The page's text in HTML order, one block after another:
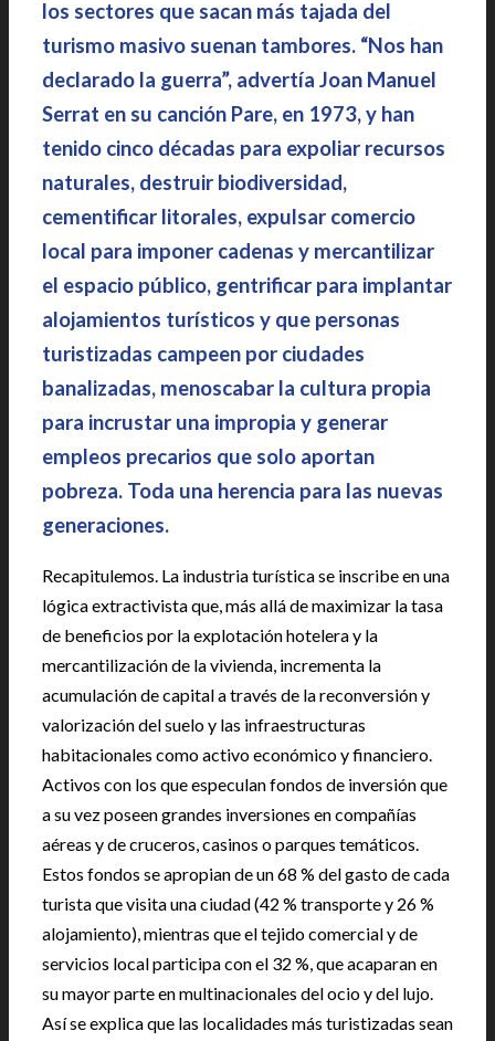
los sectores que sacan más tajada del
turismo masivo suenan tambores. “Nos han
declarado la guerra”, advertía Joan Manuel
Serrat en su canción Pare, en 1973, y han
tenido cinco décadas para expoliar recursos
naturales, destruir biodiversidad,
cementificar litorales, expulsar comercio
local para imponer cadenas y mercantilizar
el espacio público, gentrificar para implantar
alojamientos turísticos y que personas
turistizadas campeen por ciudades
banalizadas, menoscabar la cultura propia
para incrustar una impropia y generar
empleos precarios que solo aportan
pobreza. Toda una herencia para las nuevas
generaciones.
Recapitulemos. La industria turística se inscribe en una
lógica extractivista que, más allá de maximizar la tasa
de beneficios por la explotación hotelera y la
mercantilización de la vivienda, incrementa la
acumulación de capital a través de la reconversión y
valorización del suelo y las infraestructuras
habitacionales como activo económico y financiero.
Activos con los que especulan fondos de inversión que
a su vez poseen grandes inversiones en compañías
aéreas y de cruceros, casinos o parques temáticos.
Estos fondos se apropian de un 68 % del gasto de cada
turista que visita una ciudad (42 % transporte y 26 %
alojamiento), mientras que el tejido comercial y de
servicios local participa con el 32 %, que acaparan en
su mayor parte en multinacionales del ocio y del lujo.
Así se explica que las localidades más turistizadas sean